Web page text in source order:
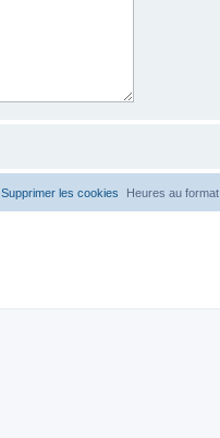
Heures au format
Supprimer les cookies